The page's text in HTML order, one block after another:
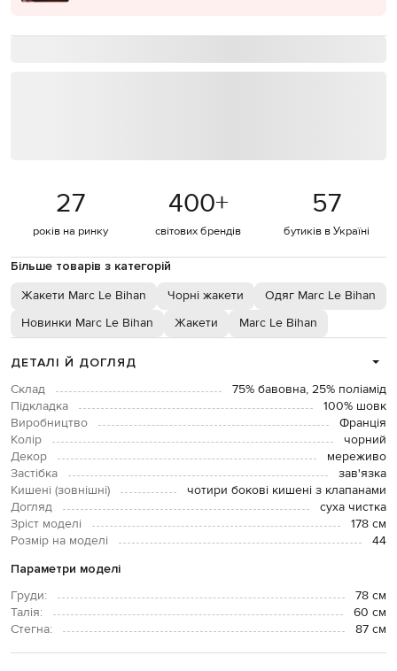
27
років на ринку
400+
світових брендів
57
бутиків в Україні
Більше товарів з категорій
Жакети Marc Le Bihan Чорні жакети
Одяг Marc Le Bihan
Новинки Marc Le Bihan
Жакети Marc Le Bihan
ДЕТАЛІ Й ДОГЛЯД
Склад
75% бавовна, 25% поліамід
Підкладка
100% шовк
Виробництво
Франція
Колір
чорний
Декор
мереживо
Застібка
зав'язка
Кишені (зовнішні)
чотири бокові кишені з клапанами
Догляд
суха чистка
Зріст моделі
178 см
Розмір на моделі
44
Параметри моделі
Груди:
78 см
Талія:
60 см
Стегна:
87 см